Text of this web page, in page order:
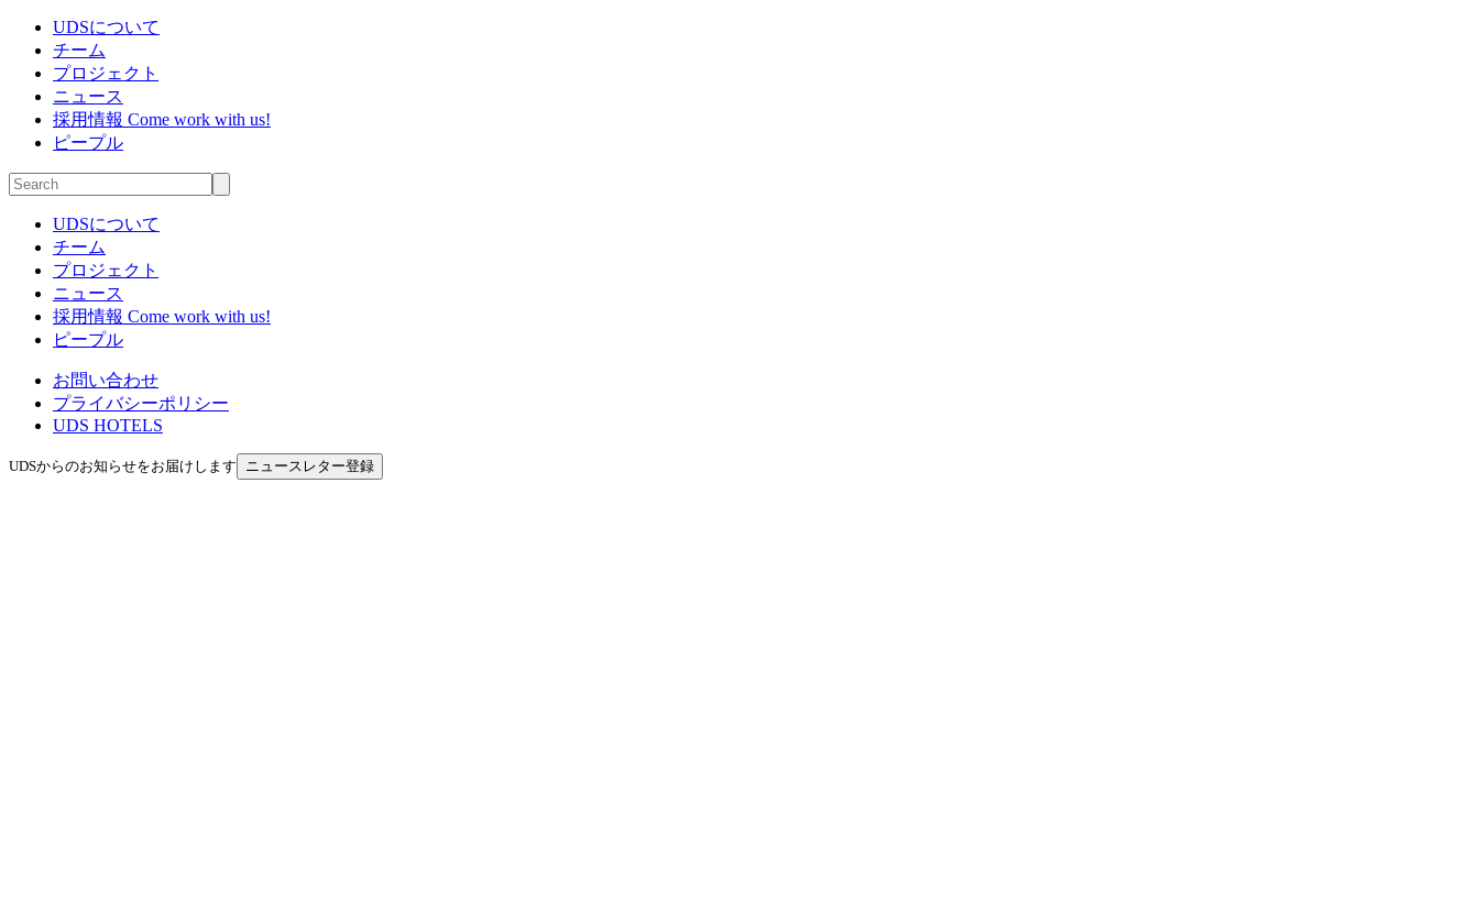
UDSについて
チーム
プロジェクト
ニュース
採用情報 Come work with us!
ピープル
UDSについて
チーム
プロジェクト
ニュース
採用情報 Come work with us!
ピープル
お問い合わせ
プライバシーポリシー
UDS HOTELS
UDSからのお知らせをお届けします ニュースレター登録